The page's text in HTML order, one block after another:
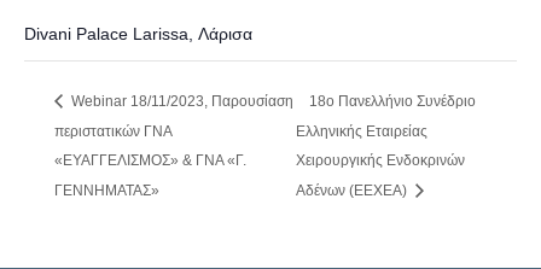
Divani Palace Larissa, Λάρισα
Webinar 18/11/2023, Παρουσίαση
περιστατικών ΓΝΑ
«ΕΥΑΓΓΕΛΙΣΜΟΣ» & ΓΝΑ «Γ.
ΓΕΝΝΗΜΑΤΑΣ»
18ο Πανελλήνιο Συνέδριο
Ελληνικής Εταιρείας
Χειρουργικής Ενδοκρινών
Αδένων (ΕΕΧΕΑ)